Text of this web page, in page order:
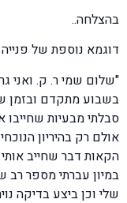
בהצלחה..
דוגמא נוספת של
"שלום שמי ר. ק. ואני
בשבוע מתקדם ובזמן
סבלתי מבעיות שחייבו
אולם רק בהיריון
הקאות דבר שחייב
במיון עברתי מספר רב
שלי וכן ביצע בדיקה